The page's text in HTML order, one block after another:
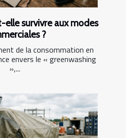
elle survivre aux modes
?
de la consommation en
envers le « greenwashing
»,...